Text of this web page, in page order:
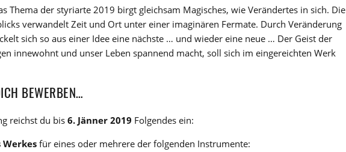
Thema der styriarte 2019 birgt gleichsam Magisches, wie Verändertes in sich. Die
verwandelt Zeit und Ort unter einer imaginären Fermate. Durch Veränderung
sich so aus einer Idee eine nächste … und wieder eine neue … Der Geist der
innewohnt und unser Leben spannend macht, soll sich im eingereichten Werk
BEWERBEN…
reichst du bis 6. Jänner 2019 Folgendes ein:
Werkesfür eines oder mehrere der folgenden Instrumente: